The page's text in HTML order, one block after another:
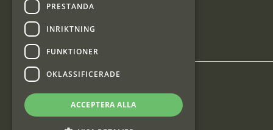
Interjakt Sweden AB, Årjäng
PRESTANDA
INRIKTNING
FUNKTIONER
OKLASSIFICERADE
ACCEPTERA ALLA